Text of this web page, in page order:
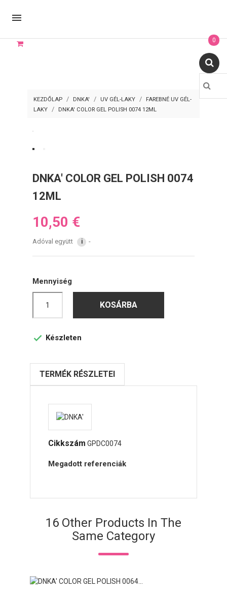

0
KEZDŐLAP DNKA' UV GÉL-LAKY
FAREBNÉ UV GÉL-
LAKY
DNKA' COLOR GEL POLISH 0074 12ML
DNKA' COLOR GEL POLISH 0074
12ML
10,50 €
Adóval együtt i
Mennyiség
KOSÁRBA
 Készleten
TERMÉK RÉSZLETEI
Cikkszám GPDC0074
Megadott referenciák
16 Other Products In The
Same Category